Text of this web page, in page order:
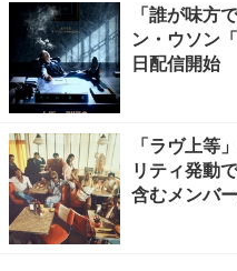
「誰が味方
ン・ウソン
日配信開始
「ラヴ上等
リティ発動
含むメンバ